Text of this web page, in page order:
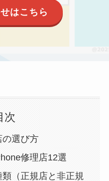
はこちら
次
の選び方
修理店12選
（正規店と非正規